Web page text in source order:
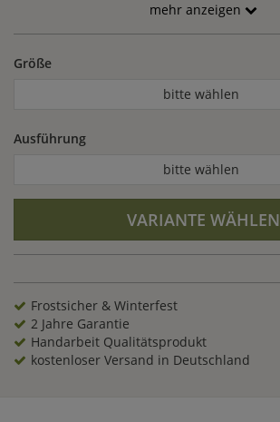
mehr anzeigen
Größe
bitte wählen
Ausführung
bitte wählen
VARIANTE WÄHLEN
Frostsicher & Winterfest
2 Jahre Garantie
Handarbeit Qualitätsprodukt
kostenloser Versand in Deutschland